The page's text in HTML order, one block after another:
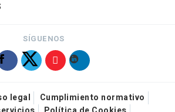
SÍGUENOS
legal
Cumplimiento normativo